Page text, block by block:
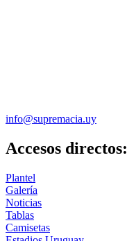
info@supremacia.uy
Accesos directos:
Plantel
Galería
Noticias
Tablas
Camisetas